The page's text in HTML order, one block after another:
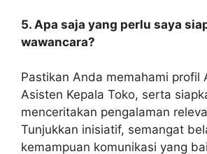
5. Apa saja yang perlu saya
wawancara?
Pastikan Anda memahami profil
Asisten Kepala Toko, serta
menceritakan pengalaman
Tunjukkan inisiatif, semangat
kemampuan komunikasi yang